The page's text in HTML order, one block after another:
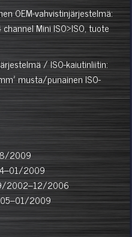
OEM-vahvistinjärjestelmä:
Mini ISO>ISO, tuote
/ ISO-kaiutinliitin:
musta/punainen ISO-
2009
2009
2002–12/2006
2009